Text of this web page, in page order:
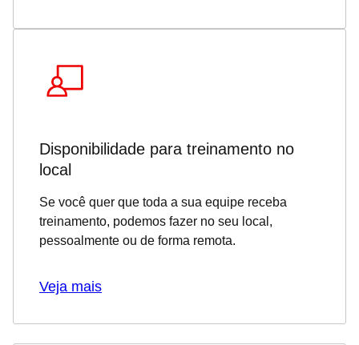
Disponibilidade para treinamento no
local
Se você quer que toda a sua equipe receba
treinamento, podemos fazer no seu local,
pessoalmente ou de forma remota.
Veja mais